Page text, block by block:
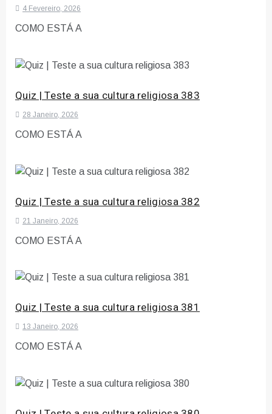
4 Fevereiro, 2026
COMO ESTÁ A
Quiz | Teste a sua cultura religiosa 383
28 Janeiro, 2026
COMO ESTÁ A
Quiz | Teste a sua cultura religiosa 382
21 Janeiro, 2026
COMO ESTÁ A
Quiz | Teste a sua cultura religiosa 381
13 Janeiro, 2026
COMO ESTÁ A